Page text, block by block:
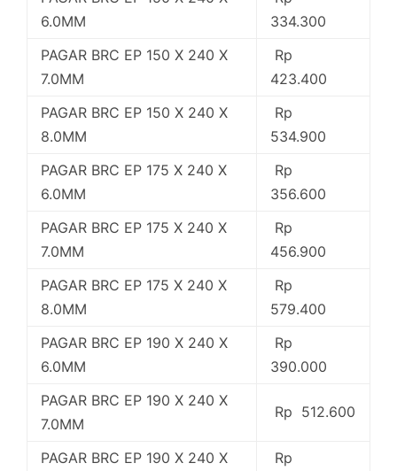
6.0MM
334.300
PAGAR BRC EP 150 X 240 X
7.0MM
Rp
423.400
PAGAR BRC EP 150 X 240 X
8.0MM
Rp
534.900
PAGAR BRC EP 175 X 240 X
6.0MM
Rp
356.600
PAGAR BRC EP 175 X 240 X
7.0MM
Rp
456.900
PAGAR BRC EP 175 X 240 X
8.0MM
Rp
579.400
PAGAR BRC EP 190 X 240 X
6.0MM
Rp
390.000
PAGAR BRC EP 190 X 240 X
7.0MM
Rp 512.600
PAGAR BRC EP 190 X 240 X
Rp